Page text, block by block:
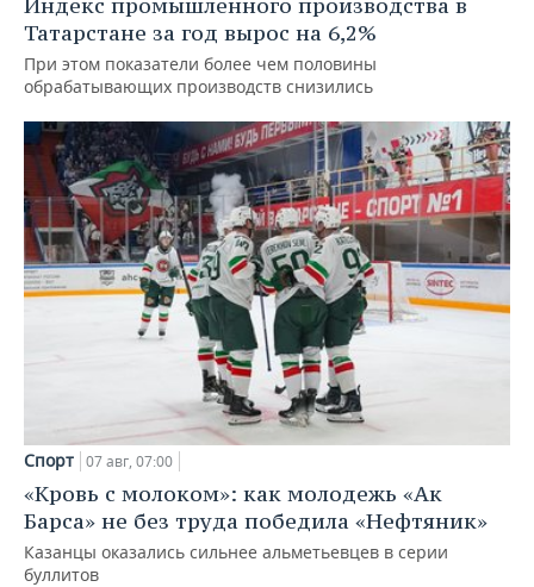
Индекс промышленного производства в
Татарстане за год вырос на 6,2%
При этом показатели более чем половины
обрабатывающих производств снизились
Спорт 07 авг, 07:00
«Кровь с молоком»: как молодежь «Ак
Барса» не без труда победила «Нефтяник»
Казанцы оказались сильнее альметьевцев в серии
буллитов